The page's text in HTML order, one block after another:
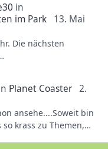
Schinken,
2 x Fruchtaufstrich ,
Kaffeespezialität
mit Wurst.- oder
mit Croissants.
in
im Park
13. Mai
Die nächsten
Planet Coaster 2.
ansehe....Soweit bin
krass zu Themen,